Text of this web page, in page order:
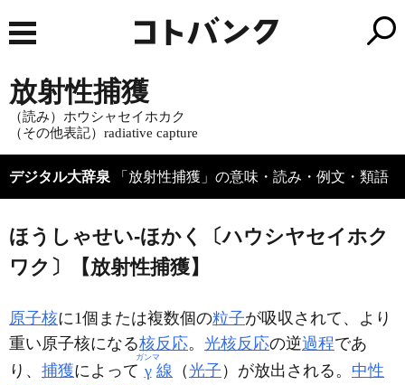
放射性捕獲
（読み）ホウシャセイホカク
（その他表記）radiative capture
デジタル大辞泉 「放射性捕獲」の意味・読み・例文・類語
ほうしゃせい‐ほかく〔ハウシヤセイホク
ワク〕【放射性捕獲】
原子核に1個または複数個の粒子が吸収されて、より
重い原子核になる核反応。 光核反応の逆過程であ
り、 捕獲によって γ
ガンマ
線 （光子 ）が放出される。 中性